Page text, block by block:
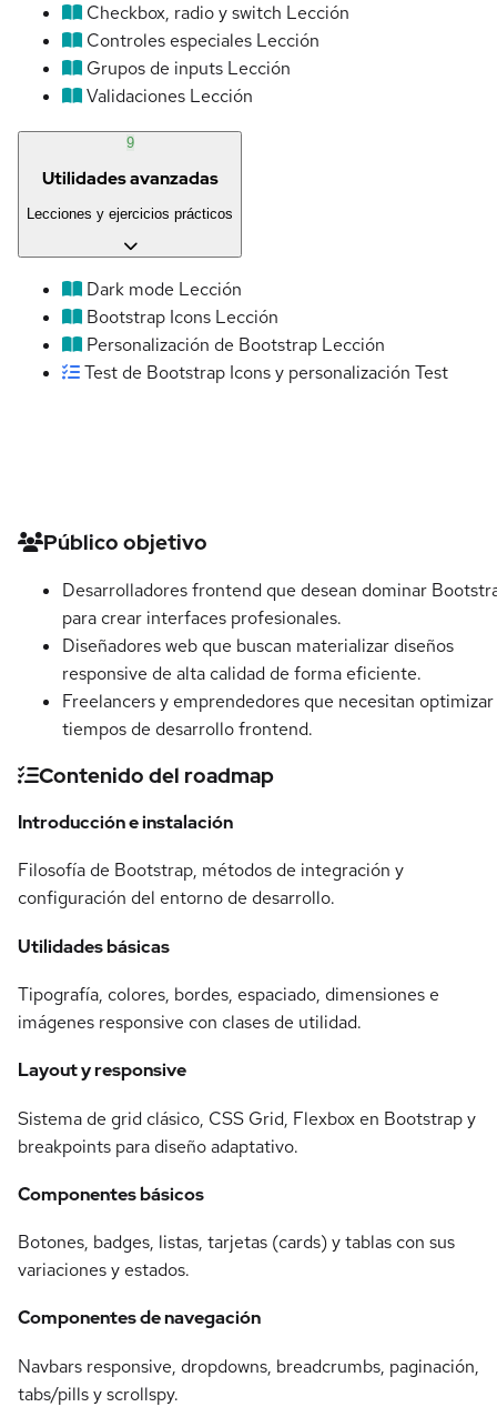
Checkbox, radio y switch Lección
Controles especiales Lección
Grupos de inputs Lección
Validaciones Lección
9
Utilidades avanzadas
Lecciones y ejercicios prácticos
Dark mode Lección
Bootstrap Icons Lección
Personalización de Bootstrap Lección
Test de Bootstrap Icons y personalización Test
Detalles del curso
Público objetivo
Desarrolladores frontend que desean dominar
para crear interfaces profesionales.
Diseñadores web que buscan materializar diseños
responsive de alta calidad de forma eficiente.
Freelancers y emprendedores que necesitan optimizar
tiempos de desarrollo frontend.
Contenido del roadmap
Introducción e instalación
Filosofía de Bootstrap, métodos de integración y
configuración del entorno de desarrollo.
Utilidades básicas
Tipografía, colores, bordes, espaciado, dimensiones e
imágenes responsive con clases de utilidad.
Layout y responsive
Sistema de grid clásico, CSS Grid, Flexbox en Bootstrap y
breakpoints para diseño adaptativo.
Componentes básicos
Botones, badges, listas, tarjetas (cards) y tablas con sus
variaciones y estados.
Componentes de navegación
Navbars responsive, dropdowns, breadcrumbs, paginación,
tabs/pills y scrollspy.